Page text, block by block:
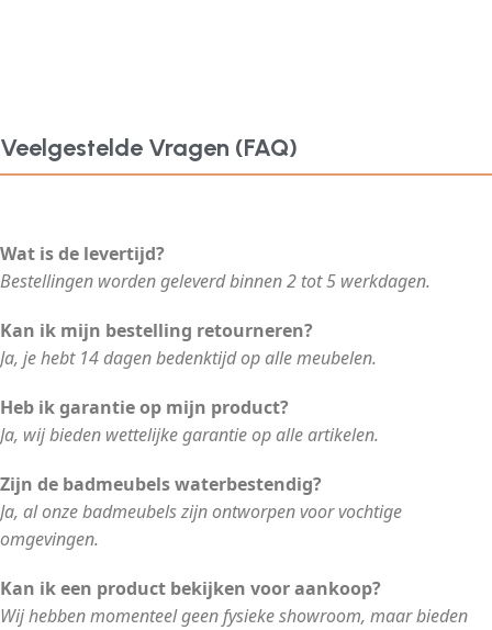
Veelgestelde Vragen (FAQ)
Wat is de levertijd?
Bestellingen worden geleverd binnen 2 tot 5 werkdagen.
Kan ik mijn bestelling retourneren?
Ja, je hebt 14 dagen bedenktijd op alle meubelen.
Heb ik garantie op mijn product?
Ja, wij bieden wettelijke garantie op alle artikelen.
Zijn de badmeubels waterbestendig?
Ja, al onze badmeubels zijn ontworpen voor vochtige
omgevingen.
Kan ik een product bekijken voor aankoop?
Wij hebben momenteel geen fysieke showroom, maar bieden